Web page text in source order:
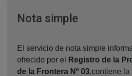
Nota simpleVentana
El servicio de nota simple
ofrecido por el
Registro de la
de la Frontera Nº 03,contiene la